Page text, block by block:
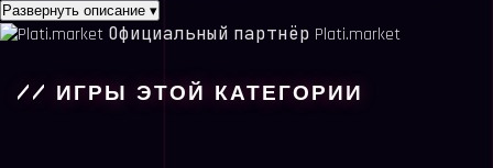
Развернуть описание ▾
Официальный партнёр Plati.market
// ИГРЫ ЭТОЙ КАТЕГОРИИ